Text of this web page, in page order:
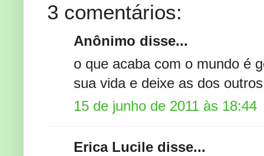
3 comentários:
Anônimo disse...
o que acaba com o mundo é
sua vida e deixe as dos
15 de junho de 2011 às 18:44
Erica Lucile disse...